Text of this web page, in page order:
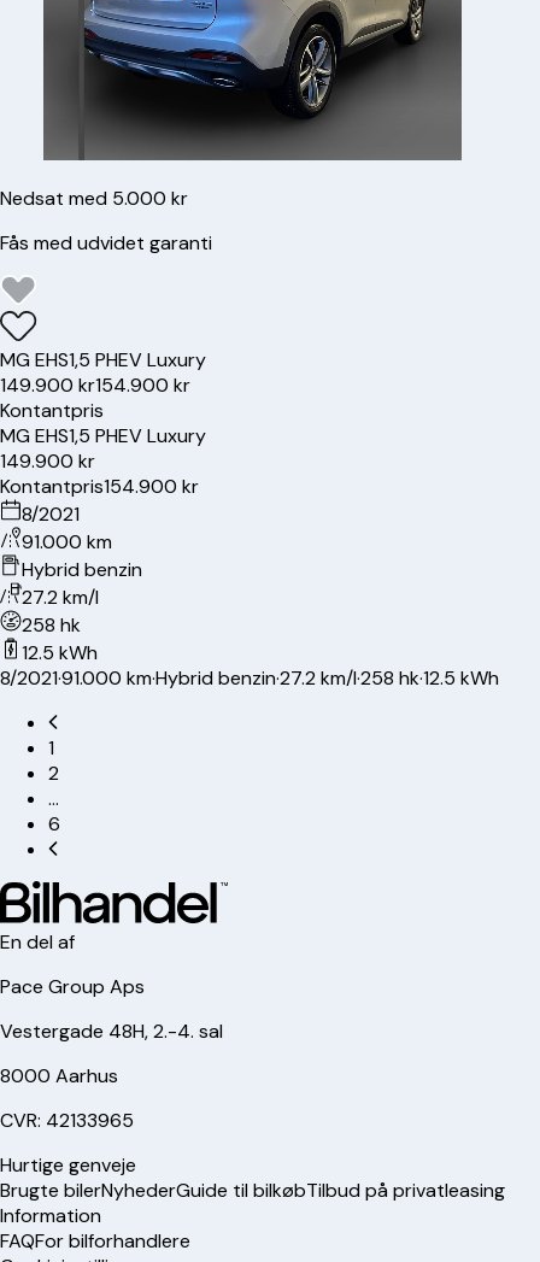
Nedsat med 5.000 kr
Fås med udvidet garanti
MGEHS1,5 PHEV Luxury
149.900 kr154.900 kr
Kontantpris
MGEHS1,5 PHEV Luxury
149.900 kr
Kontantpris154.900 kr
8/2021
91.000 km
Hybrid benzin
27.2 km/l
258 hk
12.5 kWh
8/2021·91.000 km·Hybrid benzin·27.2 km/l·258 hk·12.5 kWh
1
2
…
6
En del af
Pace Group Aps
Vestergade 48H, 2.-4. sal
8000 Aarhus
CVR: 42133965
Hurtige genveje
Brugte bilerNyhederGuide til bilkøbTilbud på privatleasing
Information
FAQFor bilforhandlere